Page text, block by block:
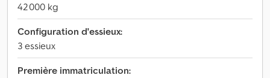
42 000 kg
Configuration d'essieux:
3 essieux
Première immatriculation: